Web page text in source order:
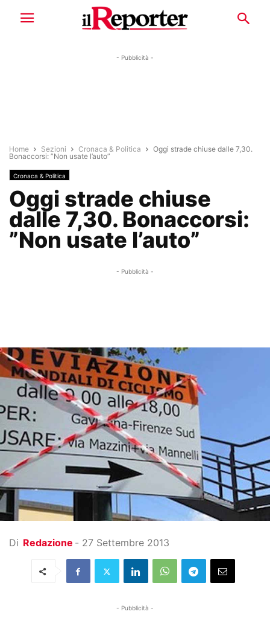
- Pubblicità -
Home Sezioni Cronaca & Politica
Oggi strade chiuse dalle 7,30.
Bonaccorsi: ”Non usate l’auto”
Cronaca & Politica
Oggi strade chiuse
dalle 7,30. Bonaccorsi:
”Non usate l’auto”
- Pubblicità -
Di Redazione - 27 Settembre 2013
- Pubblicità -